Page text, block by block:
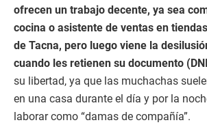
ofrecen un trabajo decente, ya sea
cocina o asistente de ventas en
de Tacna, pero luego viene la
cuando les retienen su documento
su libertad, ya que las muchachas
en una casa durante el día y por la
laborar como “damas de compañía”.